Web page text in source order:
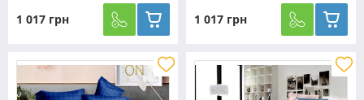
1 017 грн 1 017 грн